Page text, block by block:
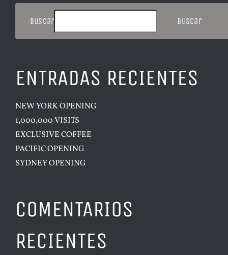
Buscar Buscar
ENTRADAS RECIENTES
NEW YORK OPENING
1,000,000 VISITS
EXCLUSIVE COFFEE
PACIFIC OPENING
SYDNEY OPENING
COMENTARIOS
RECIENTES